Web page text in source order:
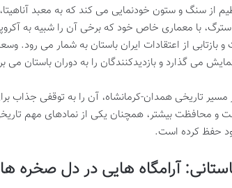
از سنگ و ستون خودنمایی می کند که به معبد آناهیتا،
با معماری خاص خود که برخی آن را شبیه به
بازتابی از اعتقادات ایران باستان به شمار می
می گذارد و بازدیدکنندگان را به دوران باستان می
مسیر تاریخی همدان-کرمانشاه، آن را به توقفی جذاب
و محافظت بیشتر، همچنان یکی از نمادهای مهم
حفظ کرده است.
آرامگاه هایی در دل صخره ها